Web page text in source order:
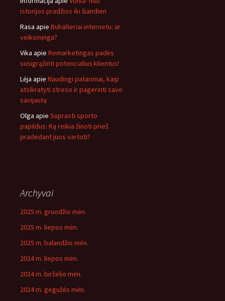
istorijos pradžios iki šiandien
Rasa apie Buhalteriai internetu: ar
veiksminga?
Vika apie Remarketingas padės
susigrąžinti potencialius klientus!
Lėja apie Naudingi patarimai, kaip
atsikratyti streso ir pagerinti savo
savijautą
Olga apie Suprasti sporto
papildus: Ką reikia žinoti prieš
pradedant juos vartoti?
Archyvai
2025 m. gruodžio mėn.
2025 m. liepos mėn.
2025 m. balandžio mėn.
2024 m. liepos mėn.
2024 m. birželio mėn.
2024 m. gegužės mėn.